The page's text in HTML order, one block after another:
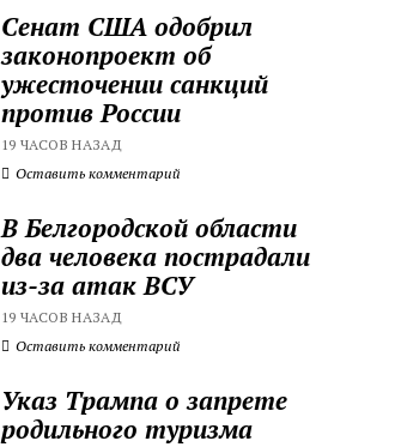
Сенат США одобрил
законопроект об
ужесточении санкций
против России
19 ЧАСОВ НАЗАД
Оставить комментарий
В Белгородской области
два человека пострадали
из-за атак ВСУ
19 ЧАСОВ НАЗАД
Оставить комментарий
Указ Трампа о запрете
родильного туризма